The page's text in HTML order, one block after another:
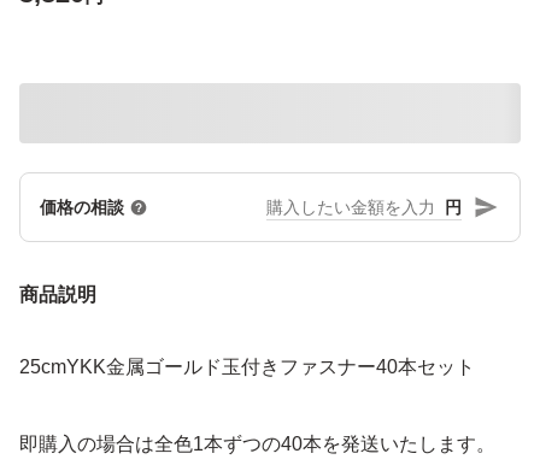
価格の相談 円
商品説明
25cmYKK金属ゴールド玉付きファスナー40本セット
即購入の場合は全色1本ずつの40本を発送いたします。